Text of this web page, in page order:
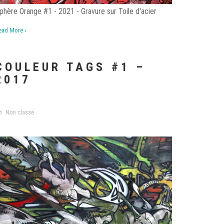
Orange #1 - 2021 - Gravure sur Toile d'acier
More ›
TAGS #1 –
Non classé